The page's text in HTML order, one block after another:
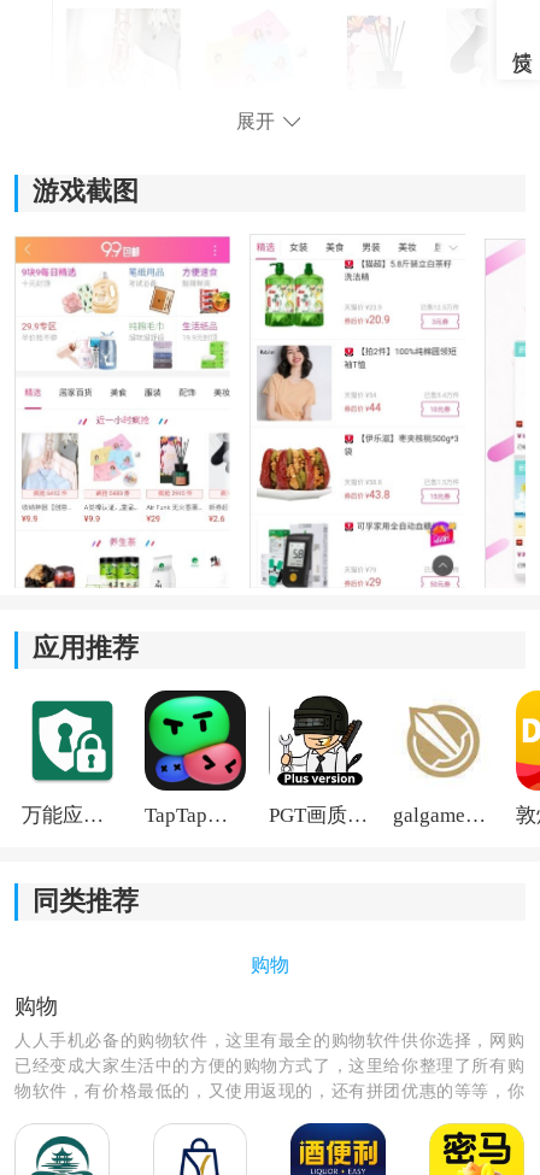
《白菜折扣优惠券》软件特色：
1、白菜折扣优惠券是一款提供正规商品的网上购物商城
软件，商品质量保证。
2、优惠券的使用让你能够在购物过程中节省大笔钱，享
受更优惠的价格。
3、每天更新各大网购平台的优惠券，让你及时获取最新
4、推送品牌折扣活动，让你不错过任何一次超值折扣购
物的机会。
展开
游戏截图
应用推荐
万能应用隐藏 TapTap国际版2026 PGT画质助手旧版 galgame游戏盒子2026
同类推荐
购物
购物
人人手机必备的购物软件，这里有最全的购物软件供你选择，网购
已经变成大家生活中的方便的购物方式了，这里给你整理了所有购
物软件，有价格最低的，又使用返现的，还有拼团优惠的等等，你
便，最优惠的呢，快来选择下载吧！